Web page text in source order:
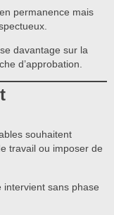
permanence mais
davantage sur la
d’approbation.
souhaitent
travail ou imposer de
sans phase